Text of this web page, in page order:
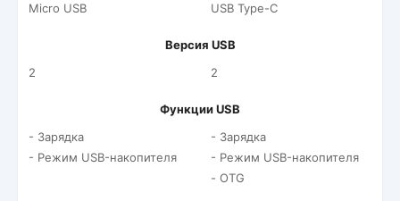
Micro USB USB Type-C
Версия USB
2
2
Функции USB
- Зарядка
- Режим USB-накопителя
- Зарядка
- Режим USB-накопителя
- OTG